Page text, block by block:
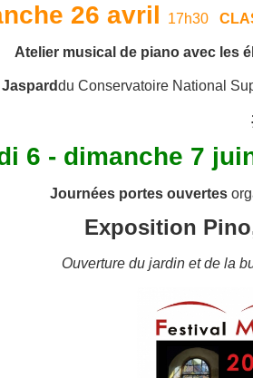
26 avril
17h30
Atelier musical de piano avec les
du Conservatoire National
6 - dimanche 7
Journées portes ouvertes
Exposition
Ouverture du jardin et de la